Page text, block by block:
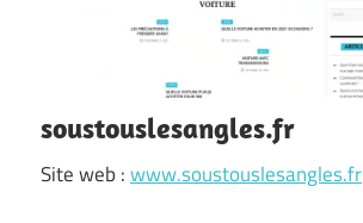
soustouslesangles.fr
Site web :www.soustouslesangles.fr